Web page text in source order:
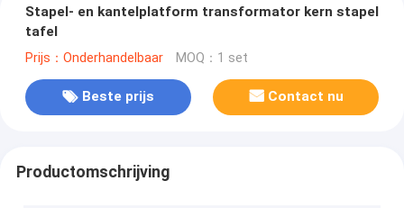
Stapel- en kantelplatform transformator kern stapel
tafel
Prijs：Onderhandelbaar MOQ：1 set
Beste prijs Contact nu
Productomschrijving